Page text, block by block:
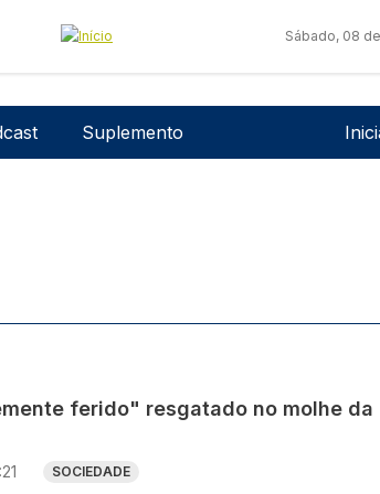
Sábado, 08
Suplemento
ferido" resgatado no molhe da
SOCIEDADE